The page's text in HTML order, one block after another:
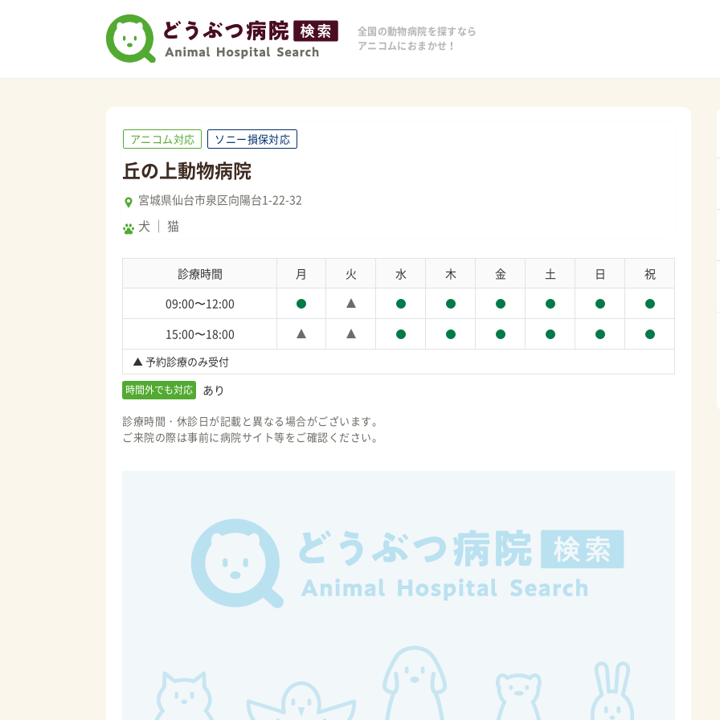
全国の動物病院を探すなら
アニコムにおまかせ！
アニコム対応 ソニー損保対応
丘の上動物病院
宮城県仙台市泉区向陽台1-22-32
犬 猫
診療時間 月 火 水 木 金 土 日
祝
09:00〜12:00
15:00〜18:00
▲ 予約診療のみ受付
時間外でも対応 あり
診療時間・休診日が記載と異なる場合がございます。
ご来院の際は事前に病院サイト等をご確認ください。